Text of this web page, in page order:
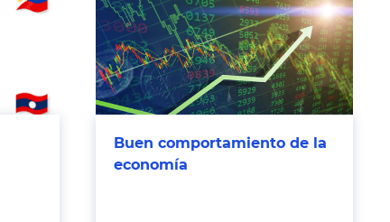
Buen comportamiento de la
economía